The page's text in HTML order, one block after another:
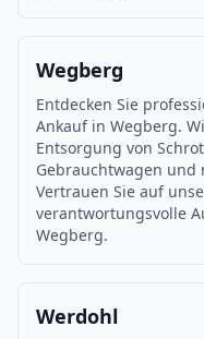
Wegberg
Entdecken Sie
Ankauf in Wegberg.
Entsorgung von
Gebrauchtwagen und
Vertrauen Sie auf
verantwortungsvolle
Wegberg.
Werdohl